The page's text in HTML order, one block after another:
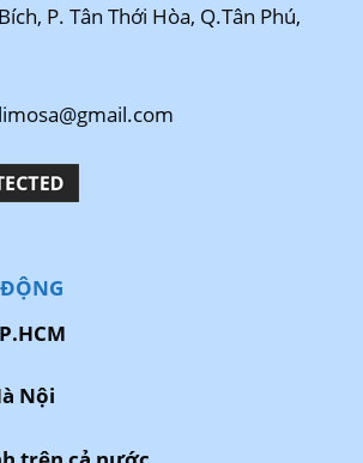
P. Tân Thới Hòa, Q.Tân Phú,
Nội